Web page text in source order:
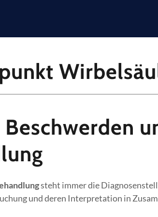
steht immer die
und deren Interpretation in